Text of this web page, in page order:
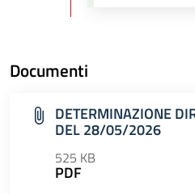
Documenti
DETERMINAZIONE
DEL 28/05/2026
525 KB
PDF